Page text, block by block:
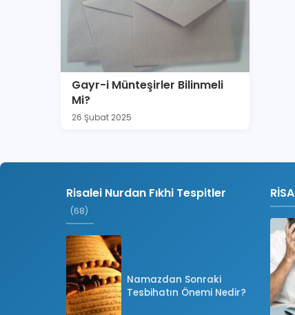
Gayr-i Münteşirler Bilinmeli
Mi?
26 Şubat 2025
Risalei Nurdan Fıkhi Tespitler
(68)
Namazdan Sonraki
Tesbihatın Önemi Nedir?